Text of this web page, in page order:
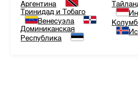
Аргентина
Тринидад и Тобаго
Венесуэла
Доминиканская
Республика